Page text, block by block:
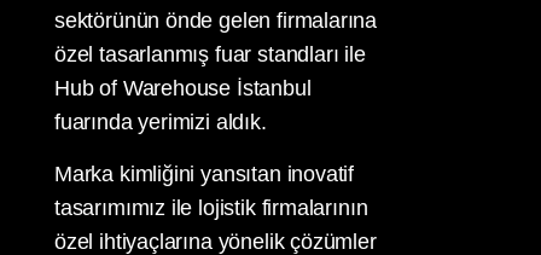
sektörünün önde gelen firmalarına
özel tasarlanmış fuar standları ile
Hub of Warehouse İstanbul
fuarında yerimizi aldık.
Marka kimliğini yansıtan inovatif
tasarımımız ile lojistik firmalarının
özel ihtiyaçlarına yönelik çözümler